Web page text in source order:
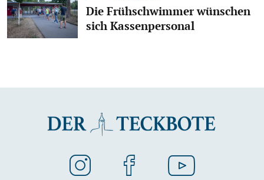
Die Frühschwimmer wünschen
sich Kassenpersonal